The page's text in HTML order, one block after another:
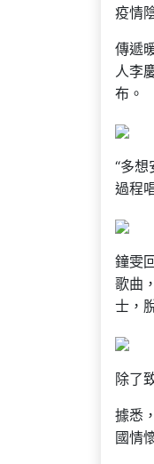
疫情
傳遞
人李
布。
“多
過程
鐘雯
歌曲
士，
除了
據悉
國情